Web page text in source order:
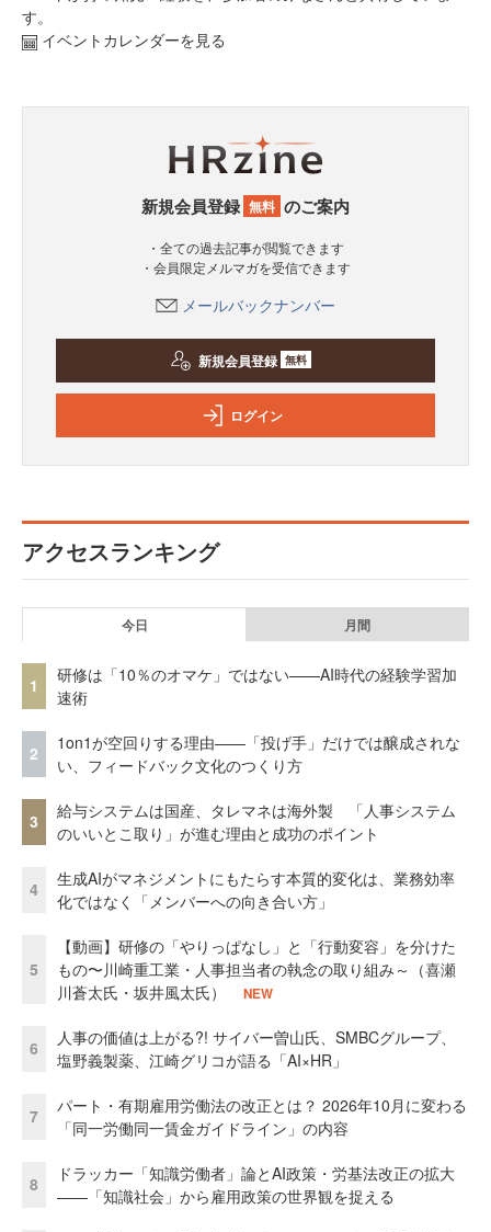
す。
イベントカレンダーを見る
新規会員登録 無料 のご案内
・全ての過去記事が閲覧できます
・会員限定メルマガを受信できます
メールバックナンバー
新規会員登録 無料
ログイン
アクセスランキング
今日 月間
1
研修は「10％のオマケ」ではない——AI時代の経験学習加
速術
2
1on1が空回りする理由——「投げ手」だけでは醸成されな
い、フィードバック文化のつくり方
3
給与システムは国産、タレマネは海外製 「人事システム
のいいとこ取り」が進む理由と成功のポイント
4
生成AIがマネジメントにもたらす本質的変化は、業務効率
化ではなく「メンバーへの向き合い方」
5
【動画】研修の「やりっぱなし」と「行動変容」を分けた
もの〜川崎重工業・人事担当者の執念の取り組み～（喜瀬
川蒼太氏・坂井風太氏）
NEW
6
人事の価値は上がる?! サイバー曽山氏、SMBCグループ、
塩野義製薬、江崎グリコが語る「AI×HR」
7
パート・有期雇用労働法の改正とは？ 2026年10月に変わる
「同一労働同一賃金ガイドライン」の内容
8
ドラッカー「知識労働者」論とAI政策・労基法改正の拡大
——「知識社会」から雇用政策の世界観を捉える